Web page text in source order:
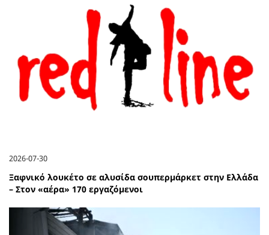
2026-07-30
Ξαφνικό λουκέτο σε αλυσίδα σουπερμάρκετ στην Ελλάδα
– Στον «αέρα» 170 εργαζόμενοι